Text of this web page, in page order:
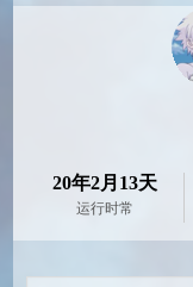
20年2月13天
运行时常